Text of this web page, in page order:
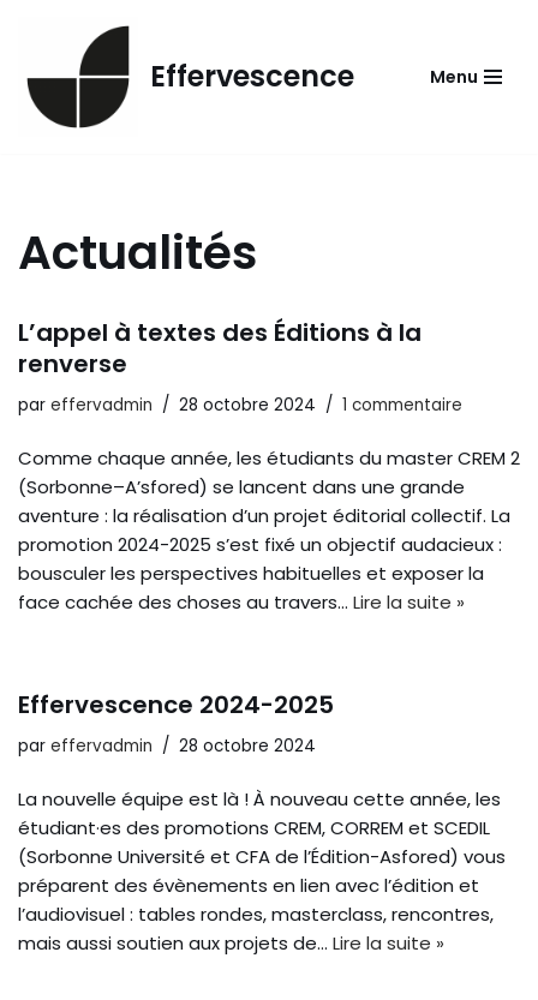
au
contenu
Effervescence Menu
Actualités
L’appel à textes des Éditions à la
renverse
par effervadmin 28 octobre 2024 1 commentaire
Comme chaque année, les étudiants du master CREM 2
(Sorbonne–A’sfored) se lancent dans une grande
aventure : la réalisation d’un projet éditorial collectif. La
promotion 2024-2025 s’est fixé un objectif audacieux :
bousculer les perspectives habituelles et exposer la
face cachée des choses au travers… Lire la suite »
Effervescence 2024-2025
par effervadmin 28 octobre 2024
La nouvelle équipe est là ! À nouveau cette année, les
étudiant·es des promotions CREM, CORREM et SCEDIL
(Sorbonne Université et CFA de l’Édition-Asfored) vous
préparent des évènements en lien avec l’édition et
l’audiovisuel : tables rondes, masterclass, rencontres,
mais aussi soutien aux projets de… Lire la suite »